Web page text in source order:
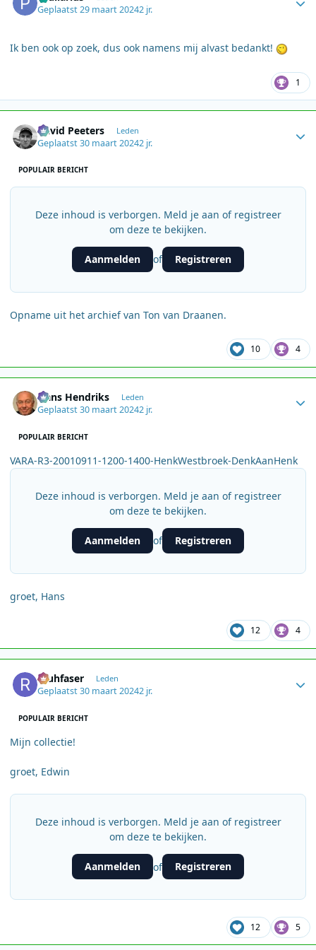
Geplaatst29 maart 20242 jr.
Ik ben ook op zoek, dus ook namens mij alvast bedankt!
1
David Peeters Leden
Geplaatst30 maart 20242 jr.
POPULAIR BERICHT
Deze inhoud is verborgen. Meld je aan of registreer
om deze te bekijken.
Aanmelden of Registreren
Opname uit het archief van Ton van Draanen.
10 4
Hans Hendriks Leden
Geplaatst30 maart 20242 jr.
POPULAIR BERICHT
VARA-R3-20010911-1200-1400-HenkWestbroek-DenkAanHenk
Deze inhoud is verborgen. Meld je aan of registreer
om deze te bekijken.
Aanmelden of Registreren
groet, Hans
12 4
rauhfaser Leden
Geplaatst30 maart 20242 jr.
POPULAIR BERICHT
Mijn collectie!
groet, Edwin
Deze inhoud is verborgen. Meld je aan of registreer
om deze te bekijken.
Aanmelden of Registreren
12 5